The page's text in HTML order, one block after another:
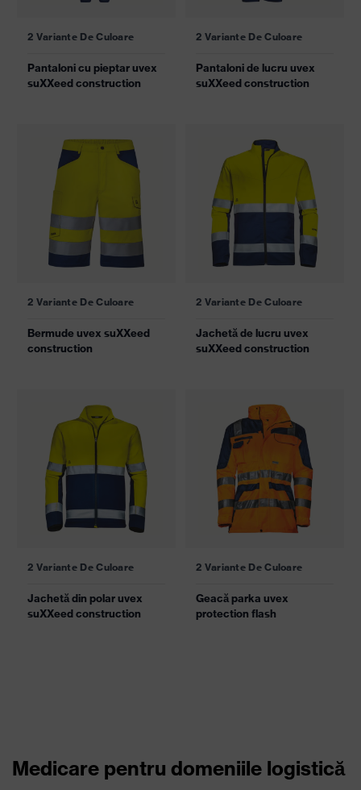
2 Variante De Culoare
Pantaloni cu pieptar uvex
suXXeed construction
2 Variante De Culoare
Pantaloni de lucru uvex
suXXeed construction
2 Variante De Culoare
Bermude uvex suXXeed
construction
2 Variante De Culoare
Jachetă de lucru uvex
suXXeed construction
2 Variante De Culoare
Jachetă din polar uvex
suXXeed construction
2 Variante De Culoare
Geacă parka uvex
protection flash
Medicare pentru domeniile logistică